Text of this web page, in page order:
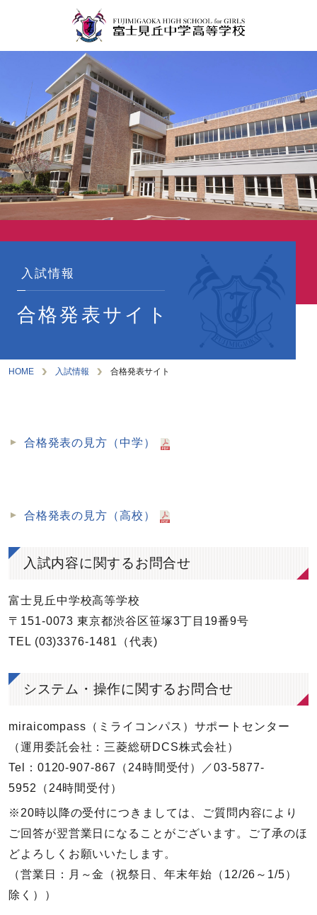
入試情報
合格発表サイト
HOME 入試情報 合格発表サイト
合格発表の見方（中学）
合格発表の見方（高校）
入試内容に関するお問合せ
富士見丘中学校高等学校
〒151-0073 東京都渋谷区笹塚3丁目19番9号
TEL (03)3376-1481（代表)
システム・操作に関するお問合せ
miraicompass（ミライコンパス）サポートセンター
（運用委託会社：三菱総研DCS株式会社）
Tel：0120-907-867（24時間受付）／03-5877-
5952（24時間受付）
※20時以降の受付につきましては、ご質問内容により
ご回答が翌営業日になることがございます。ご了承のほ
どよろしくお願いいたします。
（営業日：月～金（祝祭日、年末年始（12/26～1/5）
除く））